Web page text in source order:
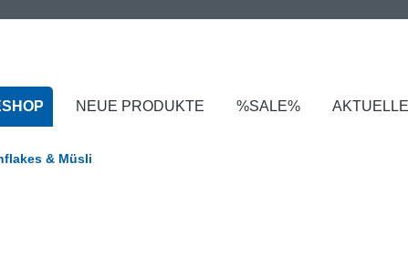
NEUE PRODUKTE %SALE%
& Müsli